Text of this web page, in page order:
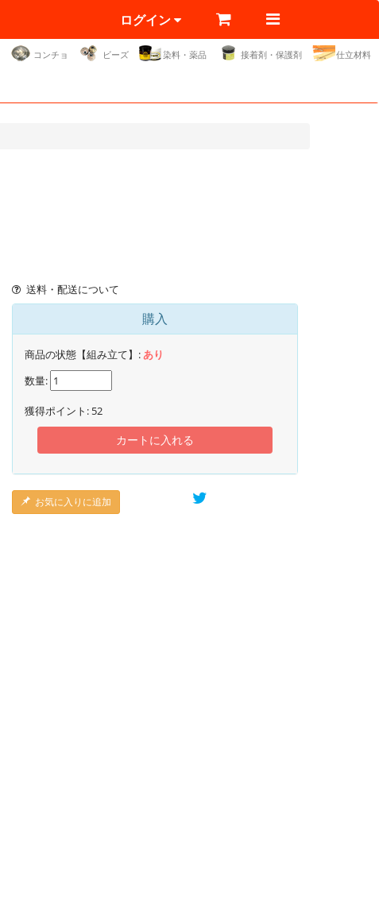
ログイン
コンチョ ビーズ 染料・薬品 接着剤・保護剤 仕立材料
送料・配送について
購入
商品の状態【組み立て】:あり
数量:
獲得ポイント: 52
カートに入れる
お気に入りに追加